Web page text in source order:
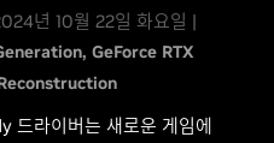
년 10월 22일 화요일 |
GeForce RTX
드라이버는 새로운 게임에